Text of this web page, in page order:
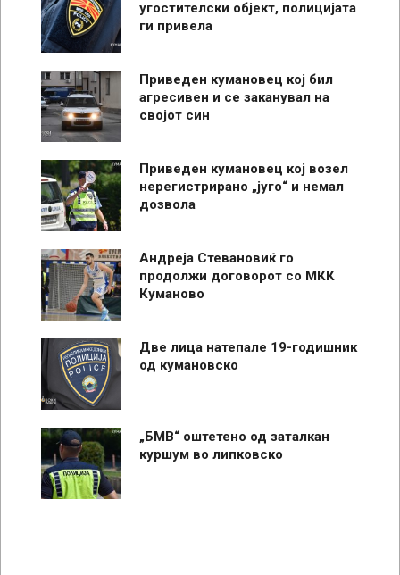
угостителски објект, полицијата
ги привела
Приведен кумановец кој бил
агресивен и се заканувал на
својот син
Приведен кумановец кој возел
нерегистрирано „југо“ и немал
дозвола
Андреја Стевановиќ го
продолжи договорот со МКК
Куманово
Две лица натепале 19-годишник
од кумановско
„БМВ“ оштетено од заталкан
куршум во липковско